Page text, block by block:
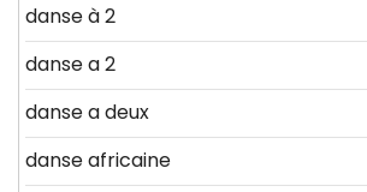
danse à 2
danse a 2
danse a deux
danse africaine